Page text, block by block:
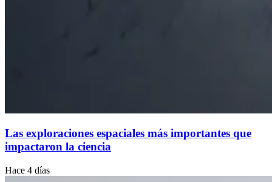
Las exploraciones espaciales más importantes que
impactaron la ciencia
Hace 4 días